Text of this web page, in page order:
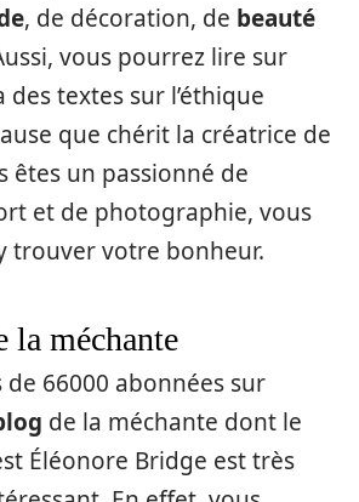
, de décoration, de beauté
vous pourrez lire sur
des textes sur l’éthique
que chérit la créatrice de
êtes un passionné de
et de photographie, vous
trouver votre bonheur.
la méchante
66000 abonnées sur
de la méchante dont le
Éléonore Bridge est très